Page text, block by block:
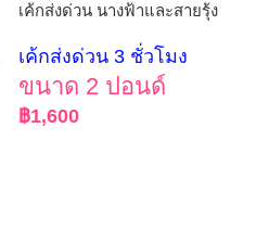
เค้กส่งด่วน นางฟ้าและสายรุ้ง
เค้กส่งด่วน 3 ชั่วโมง
ขนาด 2 ปอนด์
฿1,600